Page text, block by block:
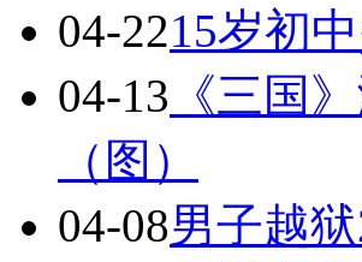
04-2215岁初
04-13 《三国
（图）
04-08男子越